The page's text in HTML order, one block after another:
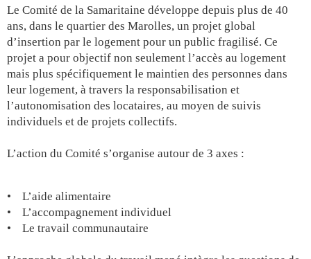
Le Comité de la Samaritaine développe depuis plus de 40
ans, dans le quartier des Marolles, un projet global
d’insertion par le logement pour un public fragilisé. Ce
projet a pour objectif non seulement l’accès au logement
mais plus spécifiquement le maintien des personnes dans
leur logement, à travers la responsabilisation et
l’autonomisation des locataires, au moyen de suivis
individuels et de projets collectifs.
L’action du Comité s’organise autour de 3 axes :
• L’aide alimentaire
• L’accompagnement individuel
• Le travail communautaire